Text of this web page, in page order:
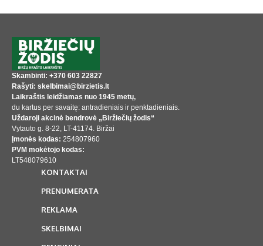
Skambinti: +370 603 22827
Rašyti: skelbimai@birzietis.lt
Laikraštis leidžiamas nuo 1945 metų,
du kartus per savaitę: antradieniais ir penktadieniais.
Uždaroji akcinė bendrovė „Biržiečių žodis“
Vytauto g. 8-22, LT-41174. Biržai
Įmonės kodas: 254807960
PVM mokėtojo kodas:
LT548079610
KONTAKTAI
PRENUMERATA
REKLAMA
SKELBIMAI